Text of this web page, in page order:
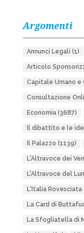
Argomenti
Annunci Legali (1)
Articolo
Capitale Umano e
Consultazione
Economia(3687)
Il dibattito e le
Il Palazzo (1139)
L'Altravoce dei
L'Altravoce del
L'Italia Rovesciata
La Card di
La Sfogliatella di